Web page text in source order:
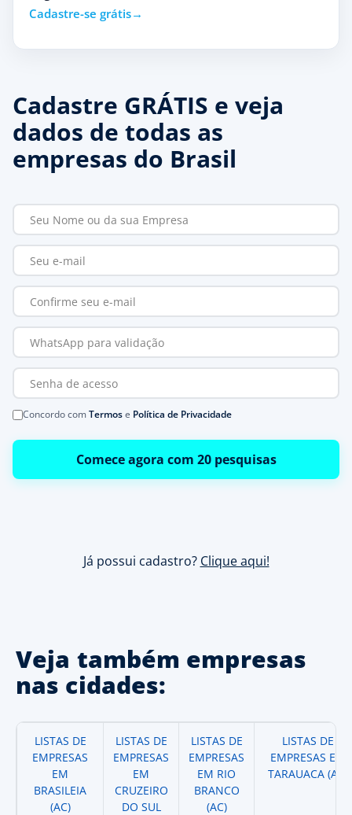
Cadastre-se grátis
Cadastre GRÁTIS e veja
dados de todas as
empresas do Brasil
Concordo comTermose Política de Privacidade
Comece agora com 20 pesquisas
Já possui cadastro? Clique aqui!
Veja também empresas
nas cidades:
LISTAS DE
EMPRESAS
EM
BRASILEIA
(AC)
LISTAS DE
EMPRESAS
EM
CRUZEIRO
DO SUL
LISTAS DE
EMPRESAS
EM RIO
BRANCO
(AC)
LISTAS DE
EMPRESAS EM
TARAUACA (AC)